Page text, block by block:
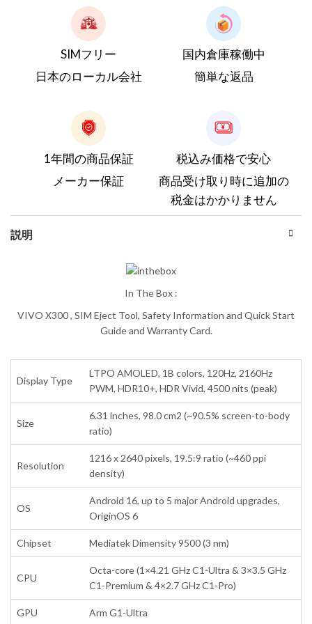
SIMフリー
日本のローカル会社
国内倉庫稼働中
簡単な返品
1年間の商品保証
メーカー保証
税込み価格で安心
商品受け取り時に追加の
税金はかかりません
説明
In The Box :
VIVO X300 , SIM Eject Tool, Safety Information and Quick Start
Guide and Warranty Card.
Display Type
LTPO AMOLED, 1B colors, 120Hz, 2160Hz
PWM, HDR10+, HDR Vivid, 4500 nits (peak)
Size
6.31 inches, 98.0 cm2 (~90.5% screen-to-body
ratio)
Resolution
1216 x 2640 pixels, 19.5:9 ratio (~460 ppi
density)
OS
Android 16, up to 5 major Android upgrades,
OriginOS 6
Chipset Mediatek Dimensity 9500 (3 nm)
CPU
Octa-core (1×4.21 GHz C1-Ultra & 3×3.5 GHz
C1-Premium & 4×2.7 GHz C1-Pro)
GPU Arm G1-Ultra